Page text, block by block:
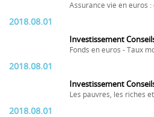
Assurance vie en euros
2018.08.01
Investissement
Fonds en euros - Taux
2018.08.01
Investissement
Les pauvres, les riches
2018.08.01